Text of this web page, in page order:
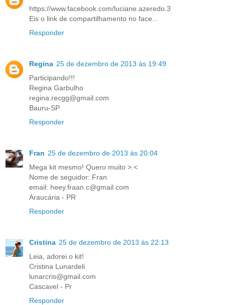
https://www.facebook.com/luciane.azeredo.3
Eis o link de compartilhamento no face...
Responder
Regina 25 de dezembro de 2013 às 19:49
Participando!!!
Regina Garbulho
regina.recgg@gmail.com
Bauru-SP
Responder
Fran 25 de dezembro de 2013 às 20:04
Mega kit mesmo! Quero muito >.<
Nome de seguidor: Fran
email: heey.fraan.c@gmail.com
Araucária - PR
Responder
Cristina 25 de dezembro de 2013 às 22:13
Leia, adorei o kit!
Cristina Lunardeli
lunarcris@gmail.com
Cascavel - Pr
Responder